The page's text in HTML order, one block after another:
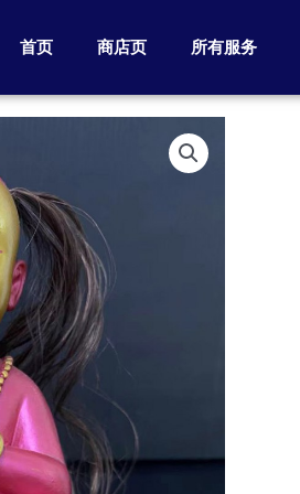
首页 商店页 所有服务